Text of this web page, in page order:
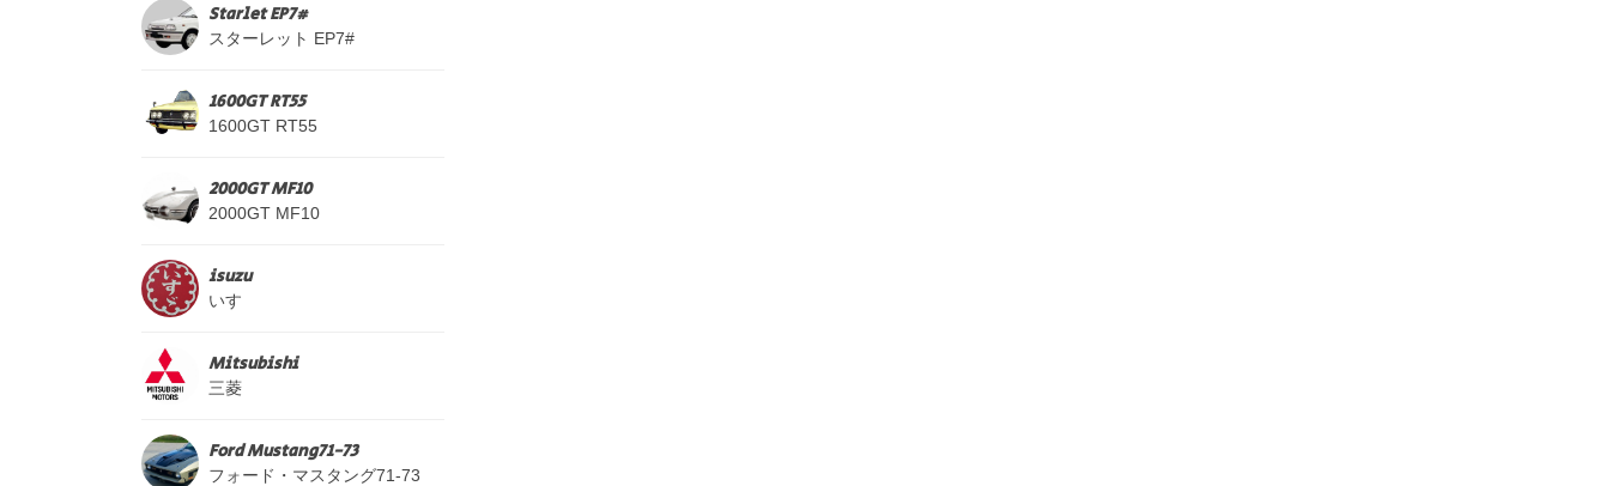
Starlet EP7#
スターレット EP7#
1600GT RT55
1600GT RT55
2000GT MF10
2000GT MF10
isuzu
いすゞ
Mitsubishi
三菱
Ford Mustang71-73
フォード・マスタング71-73